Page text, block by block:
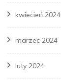
kwiecień 2024
marzec 2024
luty 2024